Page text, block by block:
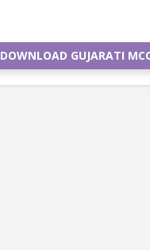
DOWNLOAD GUJARATI